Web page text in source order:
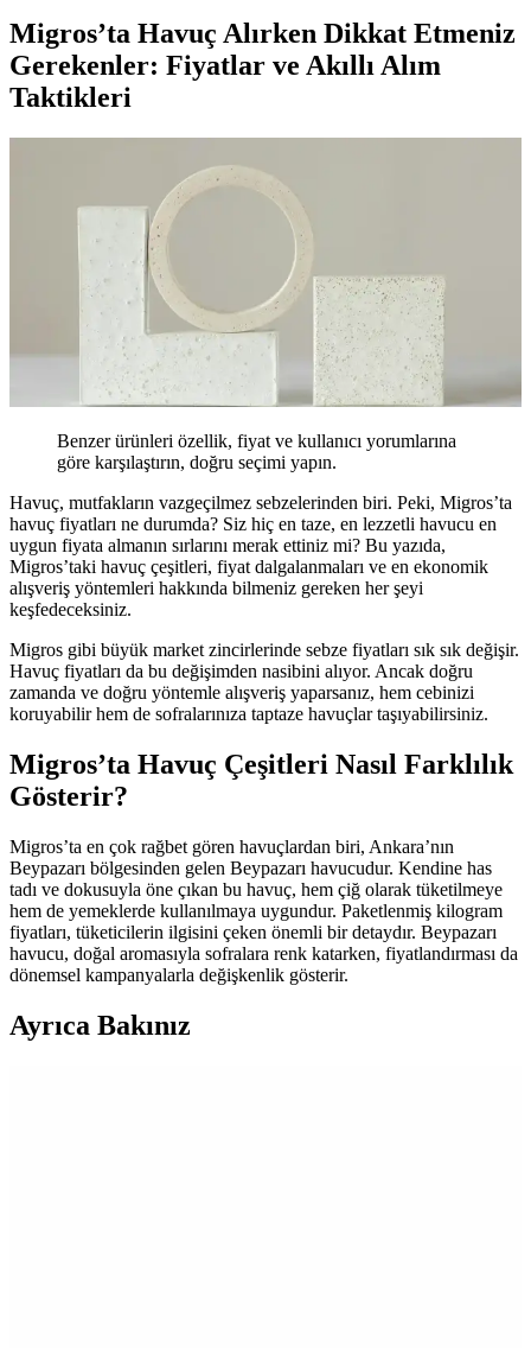
Migros’ta Havuç Alırken Dikkat Etmeniz
Gerekenler: Fiyatlar ve Akıllı Alım
Taktikleri
Benzer ürünleri özellik, fiyat ve kullanıcı yorumlarına
göre karşılaştırın, doğru seçimi yapın.
Havuç, mutfakların vazgeçilmez sebzelerinden biri. Peki, Migros’ta
havuç fiyatları ne durumda? Siz hiç en taze, en lezzetli havucu en
uygun fiyata almanın sırlarını merak ettiniz mi? Bu yazıda,
Migros’taki havuç çeşitleri, fiyat dalgalanmaları ve en ekonomik
alışveriş yöntemleri hakkında bilmeniz gereken her şeyi
keşfedeceksiniz.
Migros gibi büyük market zincirlerinde sebze fiyatları sık sık değişir.
Havuç fiyatları da bu değişimden nasibini alıyor. Ancak doğru
zamanda ve doğru yöntemle alışveriş yaparsanız, hem cebinizi
koruyabilir hem de sofralarınıza taptaze havuçlar taşıyabilirsiniz.
Migros’ta Havuç Çeşitleri Nasıl Farklılık
Gösterir?
Migros’ta en çok rağbet gören havuçlardan biri, Ankara’nın
Beypazarı bölgesinden gelen Beypazarı havucudur. Kendine has
tadı ve dokusuyla öne çıkan bu havuç, hem çiğ olarak tüketilmeye
hem de yemeklerde kullanılmaya uygundur. Paketlenmiş kilogram
fiyatları, tüketicilerin ilgisini çeken önemli bir detaydır. Beypazarı
havucu, doğal aromasıyla sofralara renk katarken, fiyatlandırması da
dönemsel kampanyalarla değişkenlik gösterir.
Ayrıca Bakınız